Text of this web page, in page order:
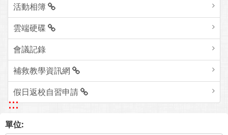
活動相簿
雲端硬碟
會議記錄
補救教學資訊網
假日返校自習申請
:::
單位: